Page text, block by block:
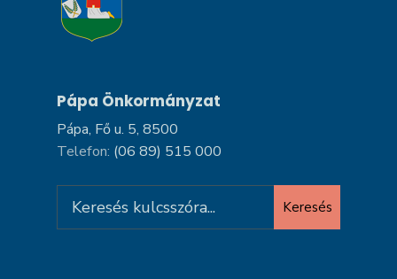
Pápa Önkormányzat
Pápa, Fő u. 5, 8500
Telefon: (06 89) 515 000
for:
Keresés